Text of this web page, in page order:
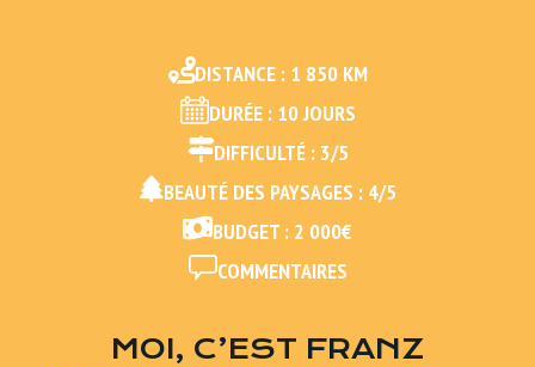
DISTANCE : 1 850 KM
DURÉE : 10 JOURS
DIFFICULTÉ : 3/5
BEAUTÉ DES PAYSAGES : 4/5
BUDGET : 2 000€
COMMENTAIRES
MOI, C’EST FRANZ